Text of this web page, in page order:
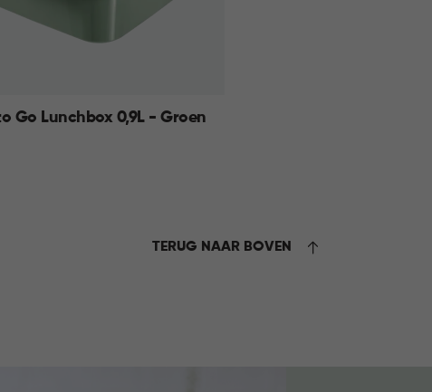
Go Lunchbox 0,9L - Groen
TERUG NAAR BOVEN